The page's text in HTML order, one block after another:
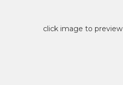
click image to preview